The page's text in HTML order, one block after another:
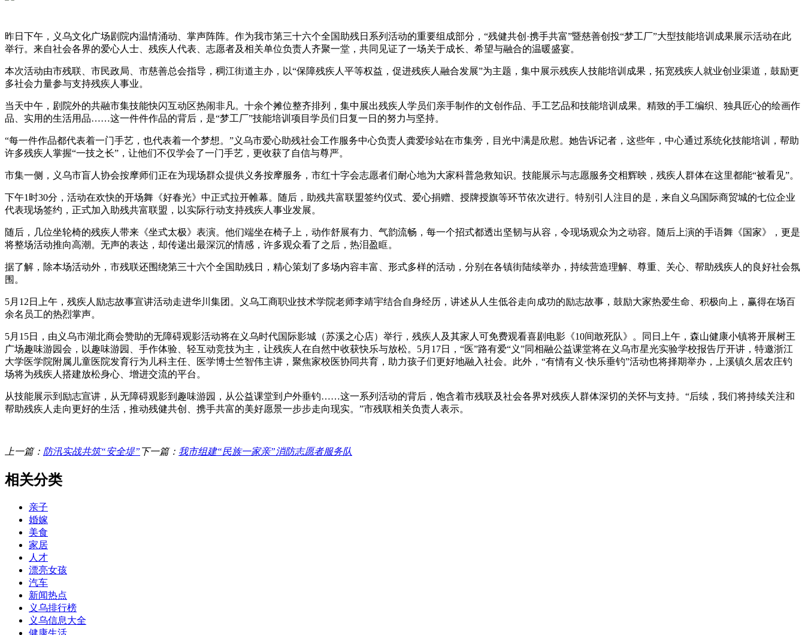
昨日下午，义乌文化广场剧院内温情涌动、掌声阵阵。作为我市第三十六个全国助残日系列活动的重要组成部分，“残健共创·携手共富”暨慈善创投“梦工厂”大型技能培训成果展示活动在此
举行。来自社会各界的爱心人士、残疾人代表、志愿者及相关单位负责人齐聚一堂，共同见证了一场关于成长、希望与融合的温暖盛宴。
本次活动由市残联、市民政局、市慈善总会指导，稠江街道主办，以“保障残疾人平等权益，促进残疾人融合发展”为主题，集中展示残疾人技能培训成果，拓宽残疾人就业创业渠道，鼓励更
多社会力量参与支持残疾人事业。
当天中午，剧院外的共融市集技能快闪互动区热闹非凡。十余个摊位整齐排列，集中展出残疾人学员们亲手制作的文创作品、手工艺品和技能培训成果。精致的手工编织、独具匠心的绘画作
品、实用的生活用品……这一件件作品的背后，是“梦工厂”技能培训项目学员们日复一日的努力与坚持。
“每一件作品都代表着一门手艺，也代表着一个梦想。”义乌市爱心助残社会工作服务中心负责人龚爱珍站在市集旁，目光中满是欣慰。她告诉记者，这些年，中心通过系统化技能培训，帮助
许多残疾人掌握“一技之长”，让他们不仅学会了一门手艺，更收获了自信与尊严。
市集一侧，义乌市盲人协会按摩师们正在为现场群众提供义务按摩服务，市红十字会志愿者们耐心地为大家科普急救知识。技能展示与志愿服务交相辉映，残疾人群体在这里都能“被看见”。
下午1时30分，活动在欢快的开场舞《好春光》中正式拉开帷幕。随后，助残共富联盟签约仪式、爱心捐赠、授牌授旗等环节依次进行。特别引人注目的是，来自义乌国际商贸城的七位企业
代表现场签约，正式加入助残共富联盟，以实际行动支持残疾人事业发展。
随后，几位坐轮椅的残疾人带来《坐式太极》表演。他们端坐在椅子上，动作舒展有力、气韵流畅，每一个招式都透出坚韧与从容，令现场观众为之动容。随后上演的手语舞《国家》，更是
将整场活动推向高潮。无声的表达，却传递出最深沉的情感，许多观众看了之后，热泪盈眶。
据了解，除本场活动外，市残联还围绕第三十六个全国助残日，精心策划了多场内容丰富、形式多样的活动，分别在各镇街陆续举办，持续营造理解、尊重、关心、帮助残疾人的良好社会氛
围。
5月12日上午，残疾人励志故事宣讲活动走进华川集团。义乌工商职业技术学院老师李靖宇结合自身经历，讲述从人生低谷走向成功的励志故事，鼓励大家热爱生命、积极向上，赢得在场百
余名员工的热烈掌声。
5月15日，由义乌市湖北商会赞助的无障碍观影活动将在义乌时代国际影城（苏溪之心店）举行，残疾人及其家人可免费观看喜剧电影《10间敢死队》。同日上午，森山健康小镇将开展树王
广场趣味游园会，以趣味游园、手作体验、轻互动竞技为主，让残疾人在自然中收获快乐与放松。5月17日，“医”路有爱“义”同相融公益课堂将在义乌市星光实验学校报告厅开讲，特邀浙江
大学医学院附属儿童医院发育行为儿科主任、医学博士竺智伟主讲，聚焦家校医协同共育，助力孩子们更好地融入社会。此外，“有情有义·快乐垂钓”活动也将择期举办，上溪镇久居农庄钓
场将为残疾人搭建放松身心、增进交流的平台。
从技能展示到励志宣讲，从无障碍观影到趣味游园，从公益课堂到户外垂钓……这一系列活动的背后，饱含着市残联及社会各界对残疾人群体深切的关怀与支持。“后续，我们将持续关注和
帮助残疾人走向更好的生活，推动残健共创、携手共富的美好愿景一步步走向现实。”市残联相关负责人表示。
上一篇： 防汛实战共筑“安全堤” 下一篇： 我市组建“民族一家亲”消防志愿者服务队
相关分类
亲子
婚嫁
美食
家居
人才
漂亮女孩
汽车
新闻热点
义乌排行榜
义乌信息大全
健康生活